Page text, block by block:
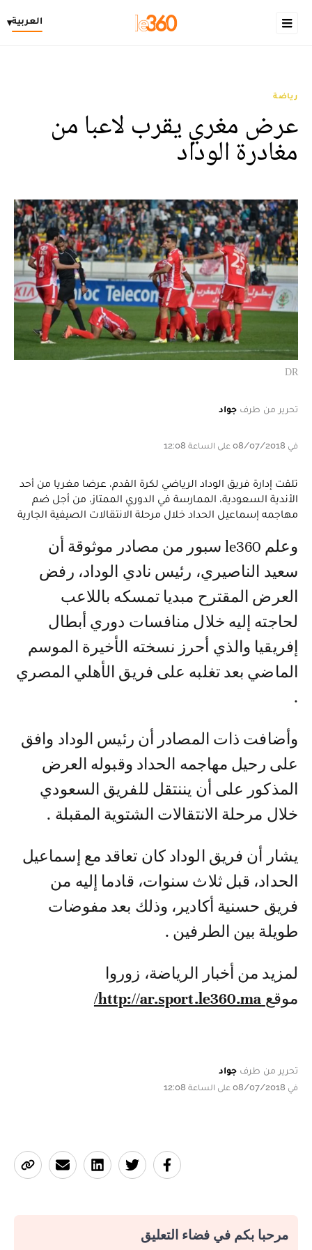
العربية▾
رياضة
عرض مغري يقرب لاعبا من
مغادرة الوداد
DR
تحرير من طرف جواد
في 08/07/2018 على الساعة 12:08
تلقت إدارة فريق الوداد الرياضي لكرة القدم، عرضا مغريا من أحد
الأندية السعودية، الممارسة في الدوري الممتاز، من أجل ضم
مهاجمه إسماعيل الحداد خلال مرحلة الانتقالات الصيفية الجارية
وعلم le360 سبور من مصادر موثوقة أن
سعيد الناصيري، رئيس نادي الوداد، رفض
العرض المقترح مبديا تمسكه باللاعب
لحاجته إليه خلال منافسات دوري أبطال
إفريقيا والذي أحرز نسخته الأخيرة الموسم
الماضي بعد تغلبه على فريق الأهلي المصري
.
وأضافت ذات المصادر أن رئيس الوداد وافق
على رحيل مهاجمه الحداد وقبوله العرض
المذكور على أن يننتقل للفريق السعودي
خلال مرحلة الانتقالات الشتوية المقبلة .
يشار أن فريق الوداد كان تعاقد مع إسماعيل
الحداد، قبل ثلاث سنوات، قادما إليه من
فريق حسنية أكادير، وذلك بعد مفوضات
طويلة بين الطرفين .
لمزيد من أخبار الرياضة، زوروا
موقع
تحرير من طرف جواد
في 08/07/2018 على الساعة 12:08
مرحبا بكم في فضاء التعليق